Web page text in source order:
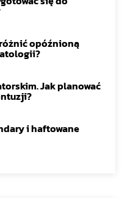
opóźnioną
Jak planować
i haftowane